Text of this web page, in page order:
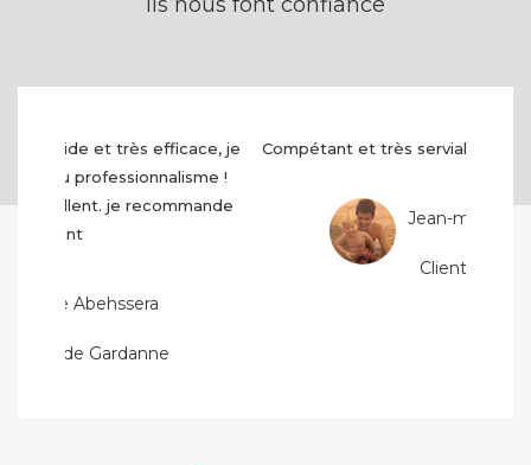
Compétant et très serviable très bon accueil...
Jean-michel Garcia
Client de Velaux